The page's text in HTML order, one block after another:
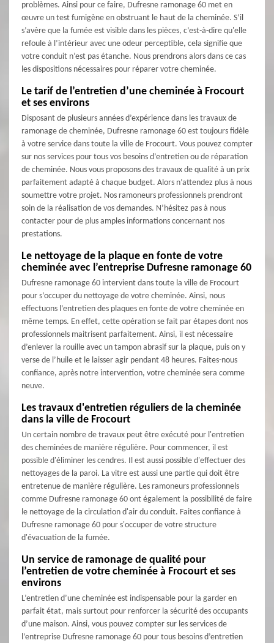
problèmes. Ainsi pour ce faire, Dufresne ramonage 60 met en
œuvre un test fumigène en obstruant le haut de la cheminée. S’il
s’avère que la fumée est visible dans les pièces, c’est-à-dire qu'elle
refoule à l’intérieur avec une odeur perceptible, cela signifie que
votre conduit n’est pas étanche. Nous prendrons alors dans ce cas
les dispositions nécessaires pour réparer votre cheminée.
Le tarif de l’entretien d’une cheminée à Frocourt
et ses environs
Disposant de plusieurs années d’expérience dans les travaux de
ramonage de cheminée, Dufresne ramonage 60 est toujours fidèle
à votre service dans toute la ville de Frocourt. Vous pouvez compter
sur nos services pour tous vos besoins d’entretien ou de réparation
de cheminée. Nous vous proposons des travaux de qualité à un prix
parfaitement adapté à chaque budget. Alors n’attendez plus à nous
soumettre votre projet. Nos ramoneurs professionnels prendront
soin de la réalisation de vos demandes. N’hésitez pas à nous
contacter pour de plus amples informations concernant nos
prestations.
Le nettoyage de la plaque en fonte de votre
cheminée avec l’entreprise Dufresne ramonage 60
Dufresne ramonage 60 intervient dans toute la ville de Frocourt
pour s’occuper du nettoyage de votre cheminée. Ainsi, nous
effectuons l’entretien des plaques en fonte de votre cheminée en
même temps. En effet, cette opération se fait par étapes dont nos
professionnels maitrisent parfaitement. Ainsi, il est nécessaire
d’enlever la rouille avec un tampon abrasif sur la plaque, puis on y
verse de l’huile et le laisser agir pendant 48 heures. Faites-nous
confiance, après notre intervention, votre cheminée sera comme
neuve.
Les travaux d'entretien réguliers de la cheminée
dans la ville de Frocourt
Un certain nombre de travaux peut être exécuté pour l'entretien
des cheminées de manière régulière. Pour commencer, il est
possible d'éliminer les cendres. Il est aussi possible d'effectuer des
nettoyages de la paroi. La vitre est aussi une partie qui doit être
entretenue de manière régulière. Les ramoneurs professionnels
comme Dufresne ramonage 60 ont également la possibilité de faire
le nettoyage de la circulation d'air du conduit. Faites confiance à
Dufresne ramonage 60 pour s'occuper de votre structure
d'évacuation de la fumée.
Un service de ramonage de qualité pour
l’entretien de votre cheminée à Frocourt et ses
environs
L’entretien d’une cheminée est indispensable pour la garder en
parfait état, mais surtout pour renforcer la sécurité des occupants
d’une maison. Ainsi, vous pouvez compter sur les services de
l’entreprise Dufresne ramonage 60 pour tous besoins d’entretien